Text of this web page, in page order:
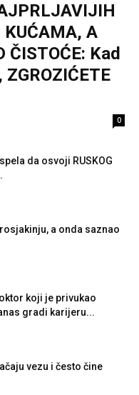
KUĆAMA, A
ČISTOĆE: Kad
0
da osvoji RUSKOG
a onda saznao
koji je privukao
gradi karijeru...
vezu i često čine